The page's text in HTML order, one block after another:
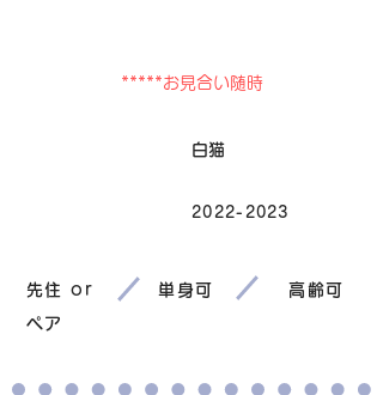
*****お見合い随時
白猫
2022-2023
先住 or
ペア
単身可 高齢可